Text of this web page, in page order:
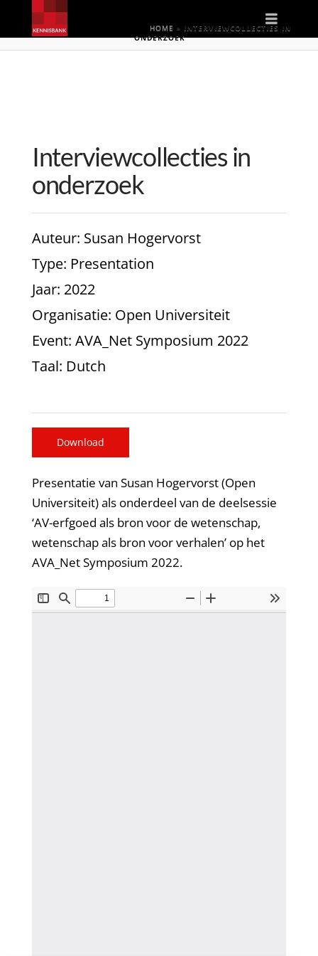
HOME » INTERVIEWCOLLECTIES IN
ONDERZOEK
Interviewcollecties in
onderzoek
Auteur: Susan Hogervorst
Type: Presentation
Jaar: 2022
Organisatie: Open Universiteit
Event: AVA_Net Symposium 2022
Taal: Dutch
Download
Presentatie van Susan Hogervorst (Open
Universiteit) als onderdeel van de deelsessie
‘AV-erfgoed als bron voor de wetenschap,
wetenschap als bron voor verhalen’ op het
AVA_Net Symposium 2022.